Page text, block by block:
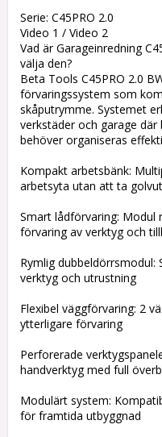
Serie: C45PRO 2.0
Video 1 / Video 2
Vad är Garageinredning
välja den?
Beta Tools C45PRO 2.0
förvaringssystem som
skåputrymme. Systemet
verkstäder och garage
behöver organiseras
Kompakt arbetsbänk:
arbetsyta utan att ta
Smart lådförvaring: Modul
förvaring av verktyg och
Rymlig
verktyg och utrustning
Flexibel väggförvaring: 2
ytterligare förvaring
Perforerade
handverktyg med full
Modulärt system:
för framtida utbyggnad